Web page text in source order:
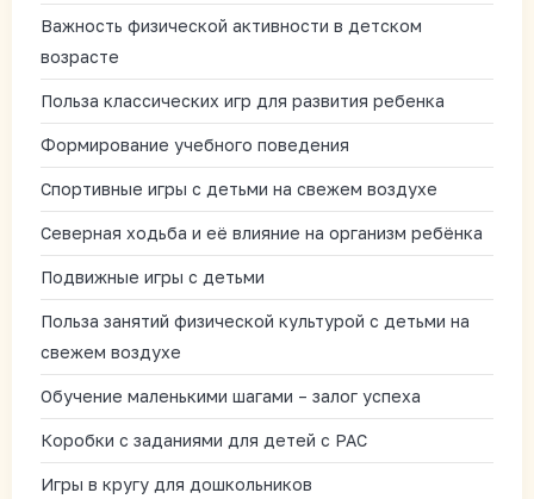
Важность физической активности в детском
возрасте
Польза классических игр для развития ребенка
Формирование учебного поведения
Спортивные игры с детьми на свежем воздухе
Северная ходьба и её влияние на организм ребёнка
Подвижные игры с детьми
Польза занятий физической культурой с детьми на
свежем воздухе
Обучение маленькими шагами – залог успеха
Коробки с заданиями для детей с РАС
Игры в кругу для дошкольников